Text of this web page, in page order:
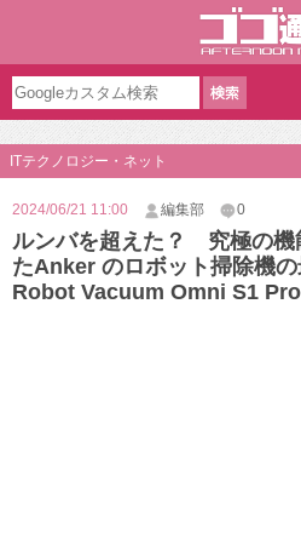
ITテクノロジー・ネット
2024/06/21 11:00 編集部 0
ルンバを超えた？ 究極の機
たAnker のロボット掃除機
Robot Vacuum Omni S1